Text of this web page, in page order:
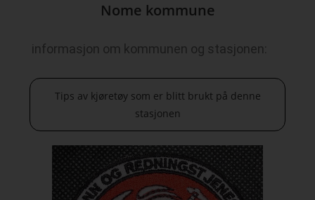
Nome kommune
informasjon om kommunen og stasjonen:
Tips av kjøretøy som er blitt brukt på denne
stasjonen